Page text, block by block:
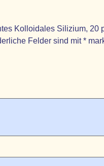
Kolloidales Silizium, 20
Felder sind mit*